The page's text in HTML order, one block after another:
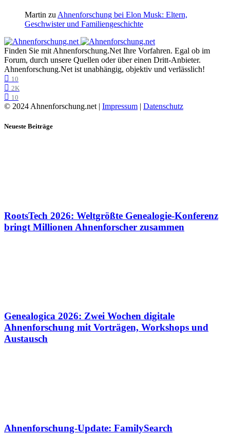
Martin zu Ahnenforschung bei Elon Musk: Eltern,
Geschwister und Familiengeschichte
Finden Sie mit Ahnenforschung.Net Ihre Vorfahren. Egal ob im
Forum, durch unsere Quellen oder über einen Dritt-Anbieter.
Ahnenforschung.Net ist unabhängig, objektiv und verlässlich!
10
2K
10
© 2024 Ahnenforschung.net | Impressum | Datenschutz
Neueste Beiträge
RootsTech 2026: Weltgrößte Genealogie-Konferenz
bringt Millionen Ahnenforscher zusammen
Genealogica 2026: Zwei Wochen digitale
Ahnenforschung mit Vorträgen, Workshops und
Austausch
Ahnenforschung-Update: FamilySearch